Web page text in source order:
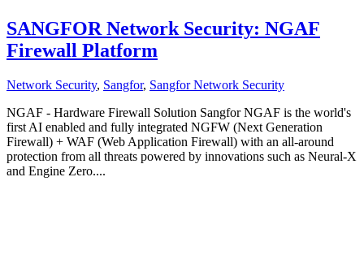
SANGFOR Network Security: NGAF
Firewall Platform
Network Security, Sangfor, Sangfor Network Security
NGAF - Hardware Firewall Solution Sangfor NGAF is the world's
first AI enabled and fully integrated NGFW (Next Generation
Firewall) + WAF (Web Application Firewall) with an all-around
protection from all threats powered by innovations such as Neural-X
and Engine Zero....